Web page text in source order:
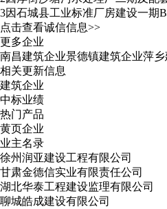
3因石城县工业标准厂房建设一期
点击查看诚信信息>>
更多企业
南昌建筑企业景德镇建筑企业萍乡
相关更新信息
建筑企业
中标业绩
热门产品
黄页企业
业主名录
徐州润亚建设工程有限公司
甘肃金德信实业有限责任公司
湖北华泰工程建设监理有限公司
聊城皓成建设有限公司